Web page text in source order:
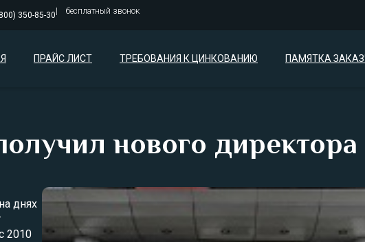
350-85-30 бесплатный звонок
ПРАЙС ЛИСТ ТРЕБОВАНИЯ К ЦИНКОВАНИЮ ПАМЯТКА
нового директора
днях
2010